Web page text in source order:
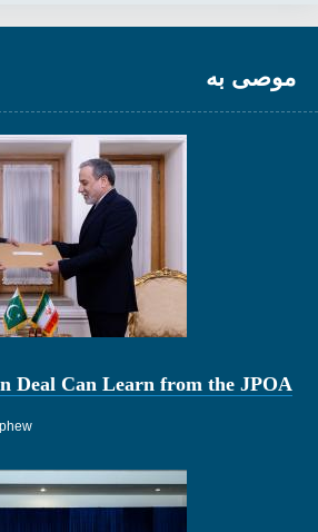
موصى به
Deal Can Learn from the JPOA